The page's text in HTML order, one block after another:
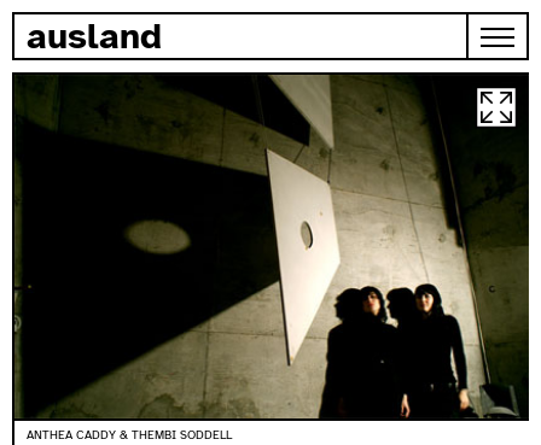
skip to content
ausland
ANTHEA CADDY & THEMBI SODDELL